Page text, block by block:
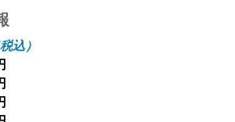
込）